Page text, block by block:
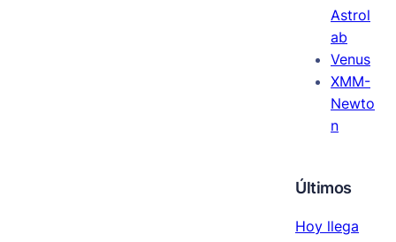
Astrol
ab
Venus
XMM-
Newto
n
Últimos
Hoy llega